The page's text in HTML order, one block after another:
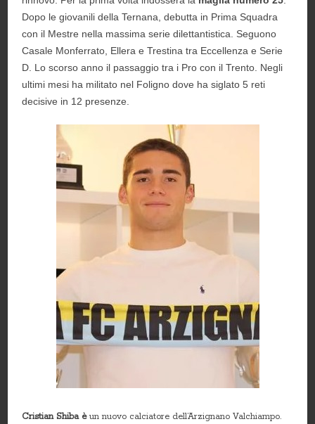
Dopo le giovanili della Ternana, debutta in Prima Squadra
con il Mestre nella massima serie dilettantistica. Seguono
Casale Monferrato, Ellera e Trestina tra Eccellenza e Serie
D. Lo scorso anno il passaggio tra i Pro con il Trento. Negli
ultimi mesi ha militato nel Foligno dove ha siglato 5 reti
decisive in 12 presenze.
Cristian Shiba èun nuovo calciatore dell’Arzignano Valchiampo.